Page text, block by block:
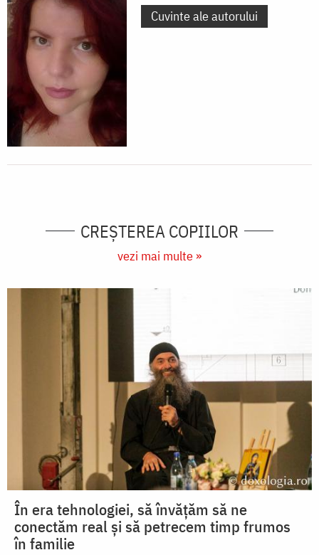
Cuvinte ale autorului
CREŞTEREA COPIILOR
vezi mai multe »
În era tehnologiei, să învățăm să ne
conectăm real și să petrecem timp frumos
în familie